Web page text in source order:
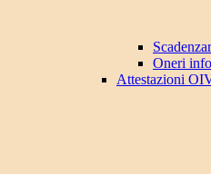
Oneri
Attestazioni